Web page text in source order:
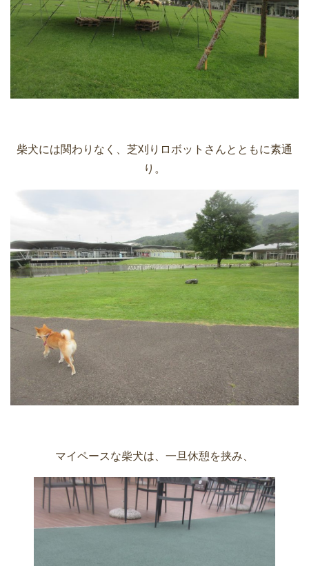
柴犬には関わりなく、芝刈りロボットさんとともに素通
り。
マイペースな柴犬は、一旦休憩を挟み、